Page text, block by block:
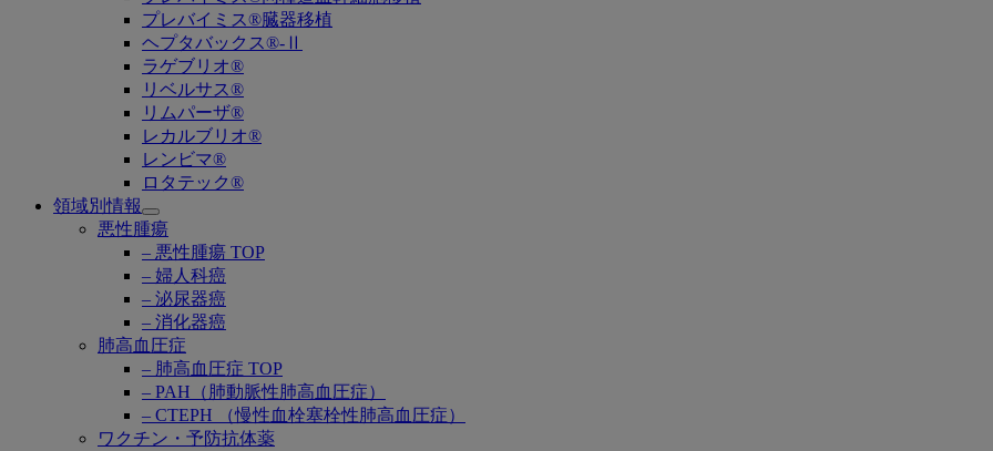
プレバイミス®臓器移植
ヘプタバックス®-Ⅱ
ラゲブリオ®
リベルサス®
リムパーザ®
レカルブリオ®
レンビマ®
ロタテック®
領域別情報
Open
submenu
悪性腫瘍
– 悪性腫瘍 TOP
– 婦人科癌
– 泌尿器癌
– 消化器癌
肺高血圧症
– 肺高血圧症 TOP
– PAH（肺動脈性肺高血圧症）
– CTEPH （慢性血栓塞栓性肺高血圧症）
ワクチン・予防抗体薬